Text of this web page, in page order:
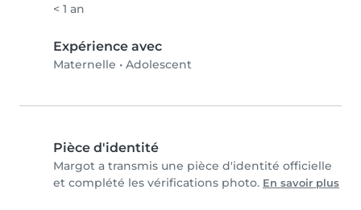
< 1 an
Expérience avec
Maternelle • Adolescent
Pièce d'identité
Margot a transmis une pièce d'identité officielle
et complété les vérifications photo. En savoir plus